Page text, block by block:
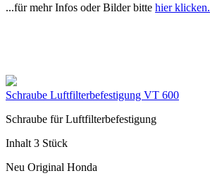
...für mehr Infos oder Bilder bitte hier klicken.
Schraube Luftfilterbefestigung VT 600
Schraube für Luftfilterbefestigung
Inhalt 3 Stück
Neu Original Honda